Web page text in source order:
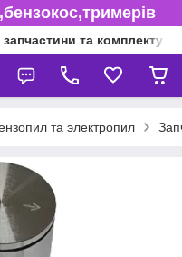
та
та электропил